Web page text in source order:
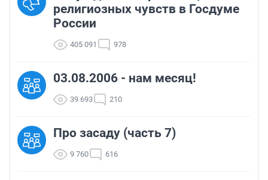
религиозных чувств в Госдуме
России
405 091 978
03.08.2006 - нам месяц!
39 693 210
Про засаду (часть 7)
9 760 616